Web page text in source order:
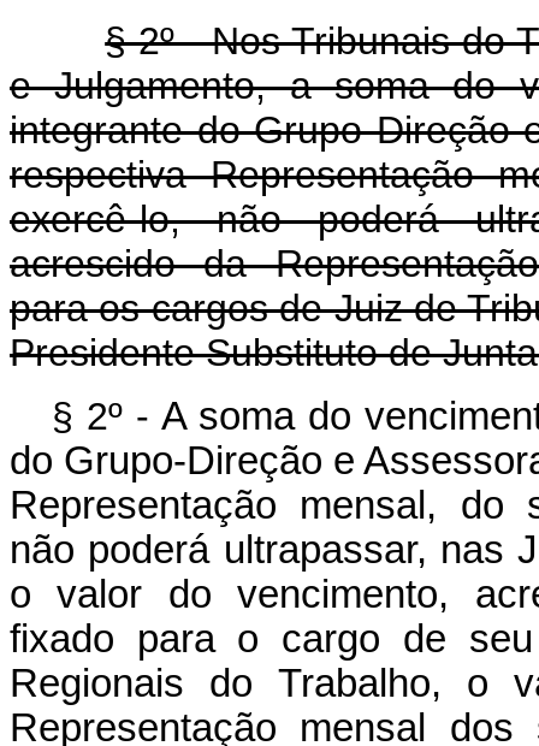
§ 2º - Nos Tribunais do
e Julgamento, a soma do
integrante do Grupo Direção
respectiva Representação
exercê-lo, não poderá
acrescido da
para os cargos de Juiz de
Presidente Substituto de
§ 2º - A soma do
do Grupo-Direção e
Representação mensal, do
não poderá ultrapassar, nas
o valor do vencimento,
fixado para o cargo de
Regionais do Trabalho, o
Representação mensal